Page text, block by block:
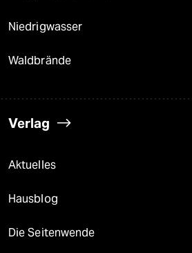
Niedrigwasser
Waldbrände
Verlag
Aktuelles
Hausblog
Die Seitenwende